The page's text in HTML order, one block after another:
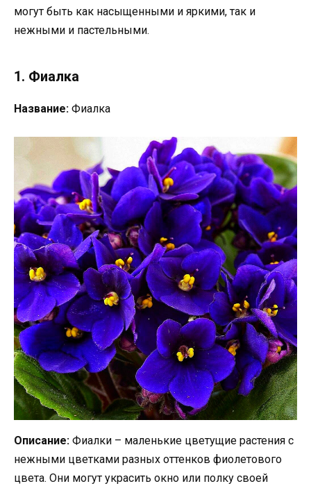
могут быть как насыщенными и яркими, так и
нежными и пастельными.
1. Фиалка
Название: Фиалка
Описание: Фиалки – маленькие цветущие растения с
нежными цветками разных оттенков фиолетового
цвета. Они могут украсить окно или полку своей